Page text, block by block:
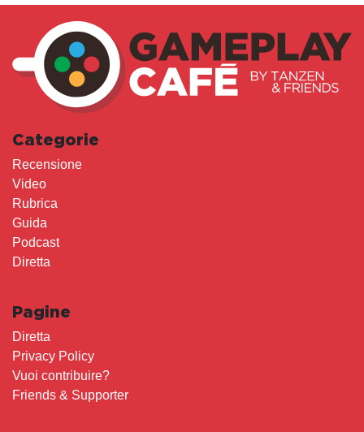
Categorie
Recensione
Video
Rubrica
Guida
Podcast
Diretta
Pagine
Diretta
Privacy Policy
Vuoi contribuire?
Friends & Supporter